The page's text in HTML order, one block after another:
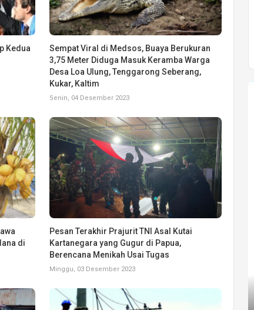
Kedua
Sempat Viral di Medsos, Buaya Berukuran
3,75 Meter Diduga Masuk Keramba Warga
Desa Loa Ulung, Tenggarong Seberang,
Kukar, Kaltim
Senin, 04 Desember 2023
di
Pesan Terakhir Prajurit TNI Asal Kutai
Kartanegara yang Gugur di Papua,
Berencana Menikah Usai Tugas
Minggu, 03 Desember 2023